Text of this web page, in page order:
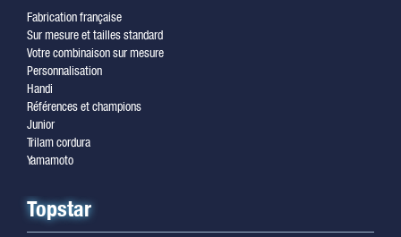
Fabrication française
Sur mesure et tailles standard
Votre combinaison sur mesure
Personnalisation
Handi
Références et champions
Junior
Trilam cordura
Yamamoto
Topstar